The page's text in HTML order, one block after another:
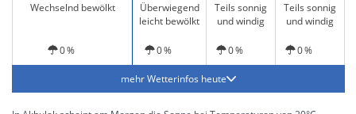
Wechselnd bewölkt
Überwiegend
leicht bewölkt
Teils sonnig
und windig
Teils sonnig
und windig
0 % 0 % 0 % 0 %
mehr Wetterinfos heute